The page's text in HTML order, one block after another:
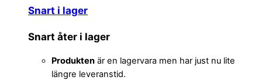
Snart i lager
Snart åter i lager
Produkten är en lagervara men har just nu lite
längre leveranstid.